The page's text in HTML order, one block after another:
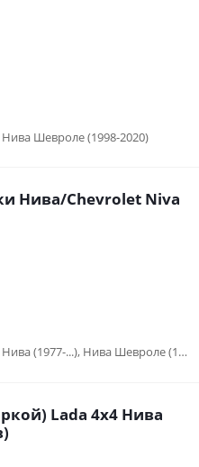
Нива Шевроле (1998-2020)
Нива/Chevrolet Niva
Lada Niva Travel (2021-...), Нива (1977-...), Нива Шевроле (1998-2020)
Lada 4x4 Нива